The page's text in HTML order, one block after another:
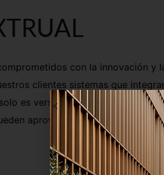
con la innovación
clientes sistemas que
es versátil y de
alta calidad,
aprovechar al máximo las